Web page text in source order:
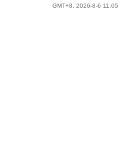
GMT+8, 2026-8-6 11:05